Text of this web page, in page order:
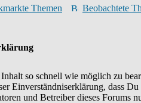
Themen
Beobachtete
so schnell wie möglich zu
Einverständniserklärung, dass
und Betreiber dieses Forums